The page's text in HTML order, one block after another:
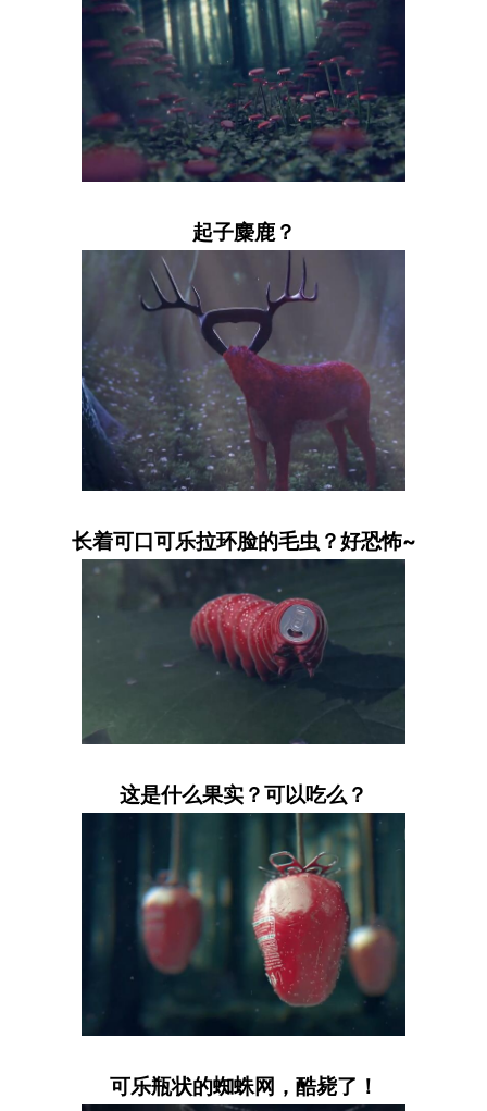
起子麋鹿？
长着可口可乐拉环脸的毛虫？好恐怖~
这是什么果实？可以吃么？
可乐瓶状的蜘蛛网，酷毙了！